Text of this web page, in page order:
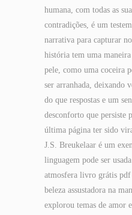
humana, com todas as
contradições, é um
narrativa para capturar
história tem uma
pele, como uma coceira
ser arranhada, deixando
do que respostas e um
desconforto que persiste
última página ter sido
J.S. Breukelaar é um
linguagem pode ser
atmosfera livro grátis
beleza assustadora na
explorou temas de amor